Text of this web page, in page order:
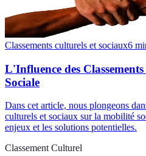
Classements culturels et sociaux6
L'Influence des
Sociale
Dans cet article, nous plongeons
culturels et sociaux sur la mobilité
enjeux et les solutions potentielles.
Classement Culturel